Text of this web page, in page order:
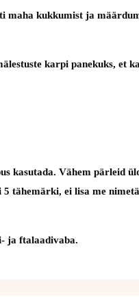
kukkumist ja
karpi panekuks, et
kasutada. Vähem pärleid
tähemärki, ei lisa me
ja ftalaadivaba.